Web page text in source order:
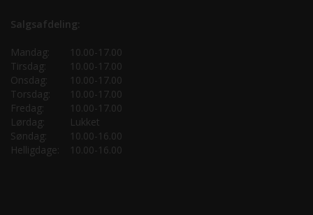
Salgsafdeling:
Mandag:
10.00-17.00
Tirsdag:
10.00-17.00
Onsdag:
10.00-17.00
Torsdag:
10.00-17.00
Fredag:
10.00-17.00
Lørdag:
Lukket
Søndag:
10.00-16.00
Helligdage:
10.00-16.00